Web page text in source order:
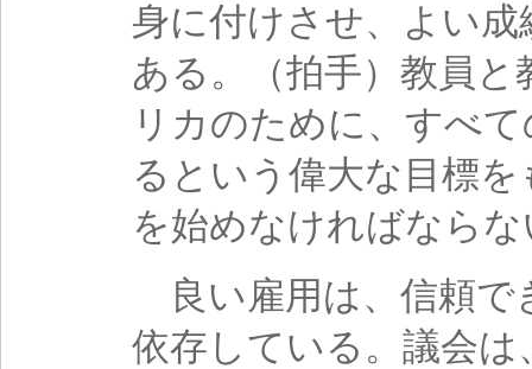
身に付けさせ、よい
ある。（拍手）教員
リカのために、すべ
るという偉大な目標
を始めなければなら
良い雇用は、信頼で
依存している。議会